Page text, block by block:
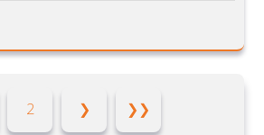
2 ❯ ❯❯